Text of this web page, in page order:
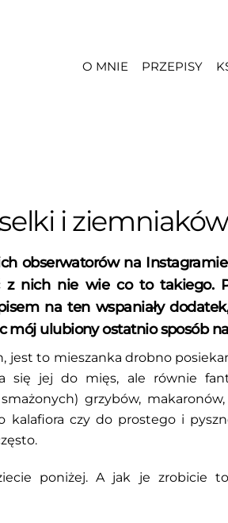
O MNIE
PRZEPISY
i
obserwatorów na
z nich nie wie co to takiego.
na ten wspaniały
mój ulubiony ostatnio sposób
jest to mieszanka drobno
się jej do mięs, ale równie
grzybów,
kalafiora czy do prostego i
poniżej. A jak je zrobicie